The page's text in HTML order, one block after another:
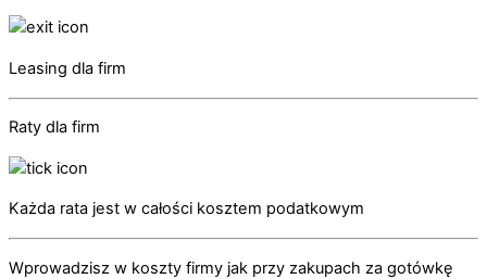
Leasing dla firm
Raty dla firm
Każda rata jest w całości kosztem podatkowym
Wprowadzisz w koszty firmy jak przy zakupach za gotówkę